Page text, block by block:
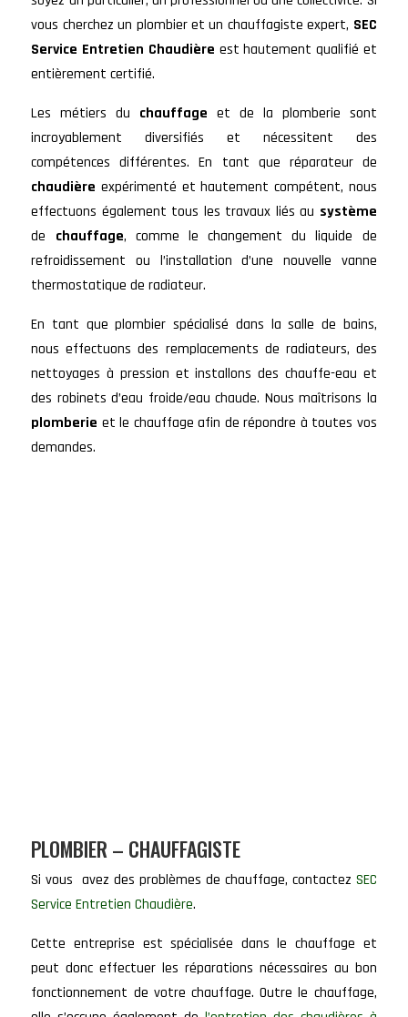
vous cherchez un plombier et un chauffagiste expert, SEC
Service Entretien Chaudière est hautement qualifié et
entièrement certifié.
Les métiers du chauffage et de la plomberie sont
incroyablement diversifiés et nécessitent des
compétences différentes. En tant que réparateur de
chaudière expérimenté et hautement compétent, nous
effectuons également tous les travaux liés au système
de chauffage, comme le changement du liquide de
refroidissement ou l’installation d’une nouvelle vanne
thermostatique de radiateur.
En tant que plombier spécialisé dans la salle de bains,
nous effectuons des remplacements de radiateurs, des
nettoyages à pression et installons des chauffe-eau et
des robinets d’eau froide/eau chaude. Nous maîtrisons la
plomberie et le chauffage afin de répondre à toutes vos
demandes.
PLOMBIER – CHAUFFAGISTE
Si vous avez des problèmes de chauffage, contactez SEC
Service Entretien Chaudière.
Cette entreprise est spécialisée dans le chauffage et
peut donc effectuer les réparations nécessaires au bon
fonctionnement de votre chauffage. Outre le chauffage,